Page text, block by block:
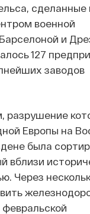
сделанные
военной
и
127
заводов
Европы на
была
вблизи
Через